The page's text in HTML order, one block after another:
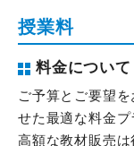
授業料
料金について
ご予算とご要望
せた最適な料金プ
高額な教材販売は